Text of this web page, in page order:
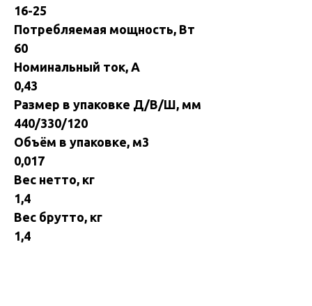
16-25
Потребляемая мощность, Вт
60
Номинальный ток, А
0,43
Размер в упаковке Д/В/Ш, мм
440/330/120
Объём в упаковке, м3
0,017
Вес нетто, кг
1,4
Вес брутто, кг
1,4